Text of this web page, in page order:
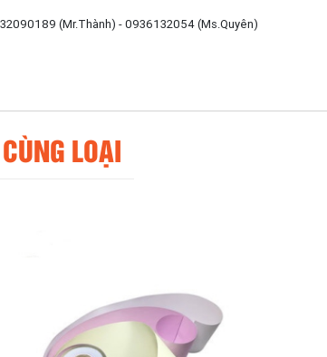
(Mr.Thành) - 0936132054 (Ms.Quyên)
LOẠI